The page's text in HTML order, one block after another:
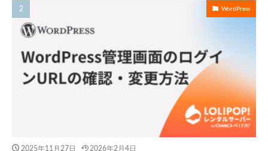
WordPress
2025年11月27日 2026年2月4日